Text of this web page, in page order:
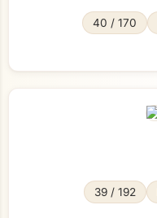
40 / 170
39 / 192